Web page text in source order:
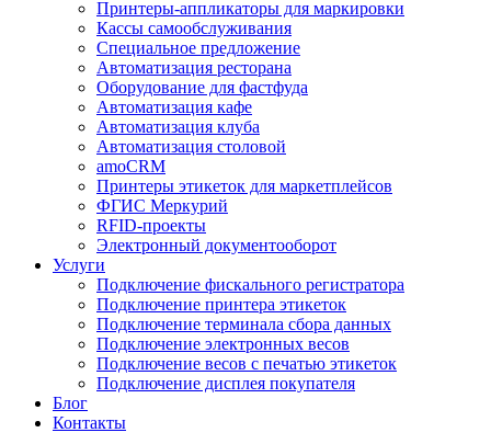
Принтеры-аппликаторы для маркировки
Кассы самообслуживания
Специальное предложение
Автоматизация ресторана
Оборудование для фастфуда
Автоматизация кафе
Автоматизация клуба
Автоматизация столовой
amoCRM
Принтеры этикеток для маркетплейсов
ФГИС Меркурий
RFID-проекты
Электронный документооборот
Услуги
Подключение фискального регистратора
Подключение принтера этикеток
Подключение терминала сбора данных
Подключение электронных весов
Подключение весов с печатью этикеток
Подключение дисплея покупателя
Блог
Контакты